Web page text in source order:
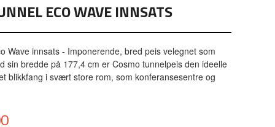
ECO WAVE INNSATS
Wave innsats - Imponerende, bred peis velegnet som
sin bredde på 177,4 cm er Cosmo tunnelpeis den ideelle
blikkfang i svært store rom, som konferansesentre og